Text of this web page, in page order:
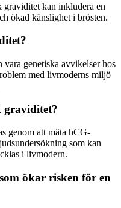
graviditet kan inkludera en
ökad känslighet i brösten.
genetiska avvikelser hos
med livmoderns miljö
graviditet?
genom att mäta hCG-
som kan
i livmodern.
ökar risken för en